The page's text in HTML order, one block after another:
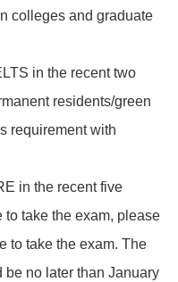
colleges and graduate
in the recent two
residents/green
requirement with
in the recent five
to take the exam, please
to take the exam. The
no later than January